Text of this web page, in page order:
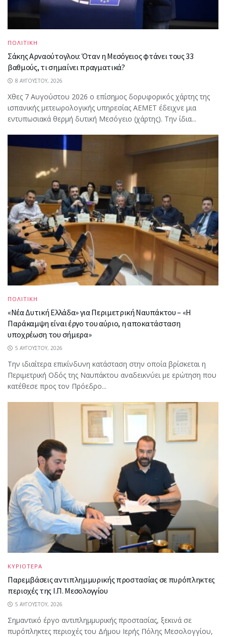
ΠΟΛΙΤΙΚΗ
Σάκης Αρναούτογλου: Όταν η Μεσόγειος φτάνει τους 33
βαθμούς, τι σημαίνει πραγματικά?
8 ΑΥΓΟΎΣΤΟΥ, 2026
Χθες 7 Αυγούστου 2026 ο επίσημος δορυφορικός χάρτης της
ισπανικής μετεωρολογικής υπηρεσίας AEMET έδειχνε μια
εντυπωσιακά θερμή δυτική Μεσόγειο (χάρτης). Την ίδια...
ΠΟΛΙΤΙΚΗ
«Νέα Δυτική Ελλάδα» για Περιμετρική Ναυπάκτου – «Η
Παράκαμψη είναι έργο του αύριο, η αποκατάσταση
υποχρέωση του σήμερα»
5 ΑΥΓΟΎΣΤΟΥ, 2026
Την ιδιαίτερα επικίνδυνη κατάσταση στην οποία βρίσκεται η
Περιμετρική Οδός της Ναυπάκτου αναδεικνύει με ερώτηση που
κατέθεσε προς τον Πρόεδρο...
ΚΥΡΙΟΤΕΡΑ
Παρεμβάσεις αντιπλημμυρικής προστασίας σε πυρόπληκτες
περιοχές της Ι.Π. Μεσολογγίου
5 ΑΥΓΟΎΣΤΟΥ, 2026
Σημαντικό έργο αντιπλημμυρικής προστασίας, ξεκινά σε
πυρόπληκτες περιοχές του Δήμου Ιερής Πόλης Μεσολογγίου,